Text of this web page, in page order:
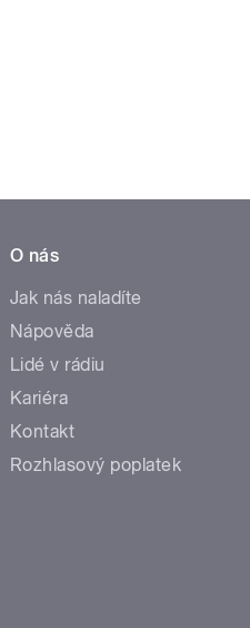
O nás
Jak nás naladíte
Nápověda
Lidé v rádiu
Kariéra
Kontakt
Rozhlasový poplatek